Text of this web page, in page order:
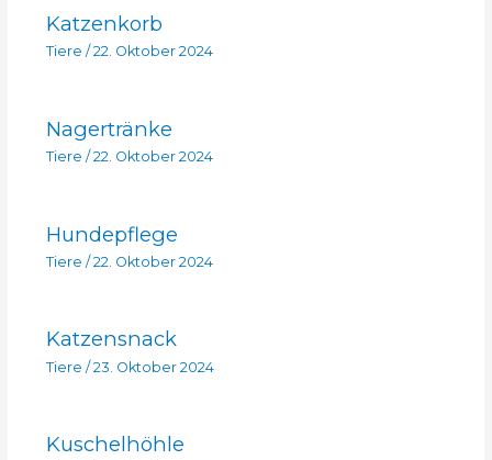
Katzenkorb
Tiere / 22. Oktober 2024
Nagertränke
Tiere / 22. Oktober 2024
Hundepflege
Tiere / 22. Oktober 2024
Katzensnack
Tiere / 23. Oktober 2024
Kuschelhöhle